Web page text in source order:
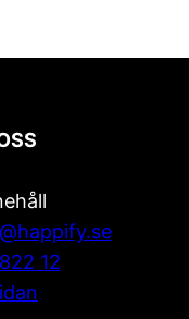
12